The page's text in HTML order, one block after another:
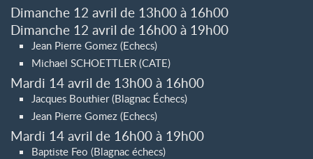
Dimanche 12 avril de 13h00 à 16h00
Dimanche 12 avril de 16h00 à 19h00
Jean Pierre Gomez (Echecs)
Michael SCHOETTLER (CATE)
Mardi 14 avril de 13h00 à 16h00
Jacques Bouthier (Blagnac Échecs)
Jean Pierre Gomez (Echecs)
Mardi 14 avril de 16h00 à 19h00
Baptiste Feo (Blagnac échecs)